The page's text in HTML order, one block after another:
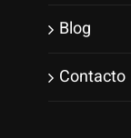
Blog
Contacto